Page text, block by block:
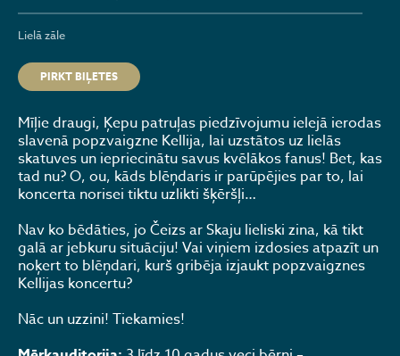
Lielā zāle
PIRKT BIĻETES
Mīļie draugi, Ķepu patruļas piedzīvojumu ielejā ierodas
slavenā popzvaigzne Kellija, lai uzstātos uz lielās
skatuves un iepriecinātu savus kvēlākos fanus! Bet, kas
tad nu? O, ou, kāds blēņdaris ir parūpējies par to, lai
koncerta norisei tiktu uzlikti šķēršļi…
Nav ko bēdāties, jo Čeizs ar Skaju lieliski zina, kā tikt
galā ar jebkuru situāciju! Vai viņiem izdosies atpazīt un
noķert to blēņdari, kurš gribēja izjaukt popzvaigznes
Kellijas koncertu?
Nāc un uzzini! Tiekamies!